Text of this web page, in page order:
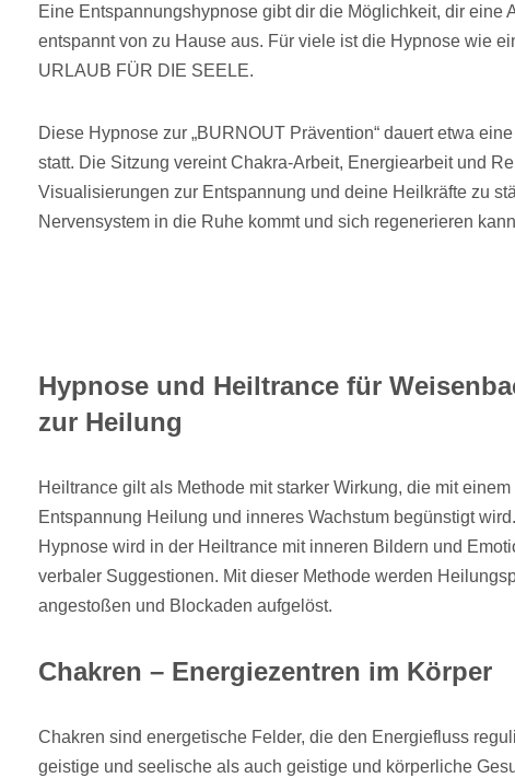
Eine Entspannungshypnose gibt dir die Möglichkeit, dir eine
entspannt von zu Hause aus. Für viele ist die Hypnose wie
URLAUB FÜR DIE SEELE.
Diese Hypnose zur „BURNOUT Prävention“ dauert etwa
statt. Die Sitzung vereint Chakra-Arbeit, Energiearbeit und
Visualisierungen zur Entspannung und deine Heilkräfte zu
Nervensystem in die Ruhe kommt und sich regenerieren
Hypnose und Heiltrance für
zur Heilung
Heiltrance gilt als Methode mit starker Wirkung, die mit
Entspannung Heilung und inneres Wachstum begünstigt
Hypnose wird in der Heiltrance mit inneren Bildern und
verbaler Suggestionen. Mit dieser Methode werden
angestoßen und Blockaden aufgelöst.
Chakren – Energiezentren im Körper
Chakren sind energetische Felder, die den Energiefluss
geistige und seelische als auch geistige und körperliche